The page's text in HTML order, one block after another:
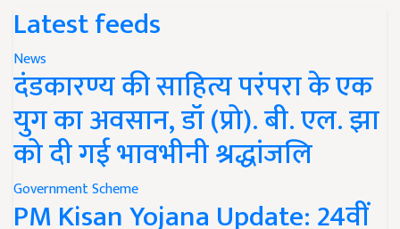
Latest feeds
News
दंडकारण्य की साहित्य परंपरा के एक
युग का अवसान, डॉ (प्रो). बी. एल. झा
को दी गई भावभीनी श्रद्धांजलि
Government Scheme
PM Kisan Yojana Update: 24वीं